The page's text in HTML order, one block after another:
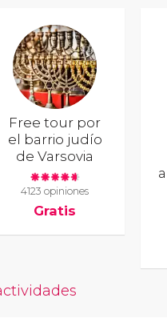
Free tour por
el barrio judío
de Varsovia
4123 opiniones
Gratis